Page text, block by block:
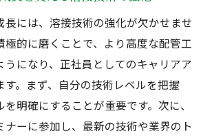
長には、溶接技術の強化が欠かせませ
極的に磨くことで、より高度な配管工
うになり、正社員としてのキャリアア
す。まず、自分の技術レベルを把握
明確にすることが重要です。次に、
ナーに参加し、最新の技術や業界のト